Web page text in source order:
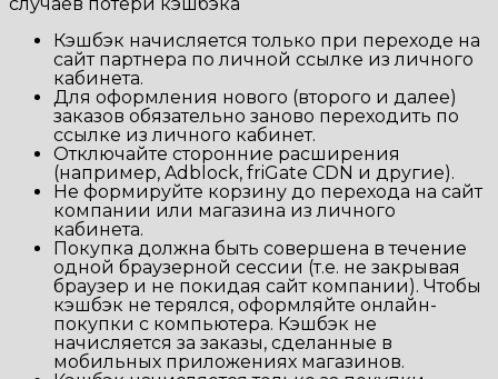
Кэшбэк начисляется только при переходе на
сайт партнера по личной ссылке из личного
кабинета.
Для оформления нового (второго и далее)
заказов обязательно заново переходить по
ссылке из личного кабинет.
Отключайте сторонние расширения
(например, Adblock, friGate CDN и другие).
Не формируйте корзину до перехода на сайт
компании или магазина из личного
кабинета.
Покупка должна быть совершена в течение
одной браузерной сессии (т.е. не закрывая
браузер и не покидая сайт компании). Чтобы
кэшбэк не терялся, оформляйте онлайн-
покупки с компьютера. Кэшбэк не
начисляется за заказы, сделанные в
мобильных приложениях магазинов.